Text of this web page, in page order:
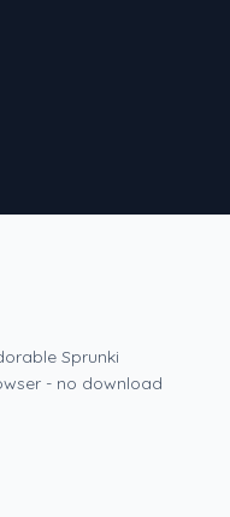
Sprunki
- no download